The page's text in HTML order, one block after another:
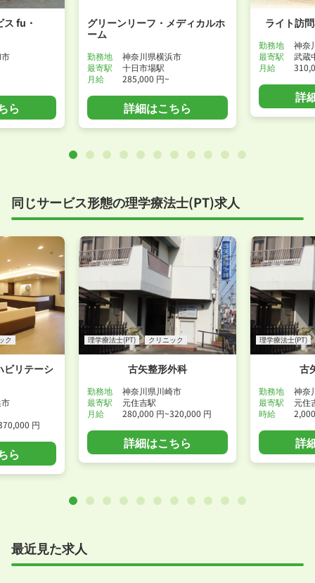
fu・
ら
グリーンリーフ・メディカルホ
ーム
勤務地
神奈川県横浜市
最寄駅
十日市場駅
月給
285,000 円~
詳細はこちら
ライト訪
勤務地
神奈
最寄駅
武蔵
月給
詳
同じサービス形態の理学療法士(PT)求人
ク
ビリテーシ
円
ら
理学療法士(PT) クリニック
古矢整形外科
勤務地
神奈川県川崎市
最寄駅
元住吉駅
月給
280,000 円~320,000 円
詳細はこちら
理学療法士(PT)
古
勤務地
神奈
最寄駅
元住
時給
詳
最近見た求人